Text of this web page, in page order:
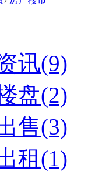
讯(9)
盘(2)
售(3)
租(1)